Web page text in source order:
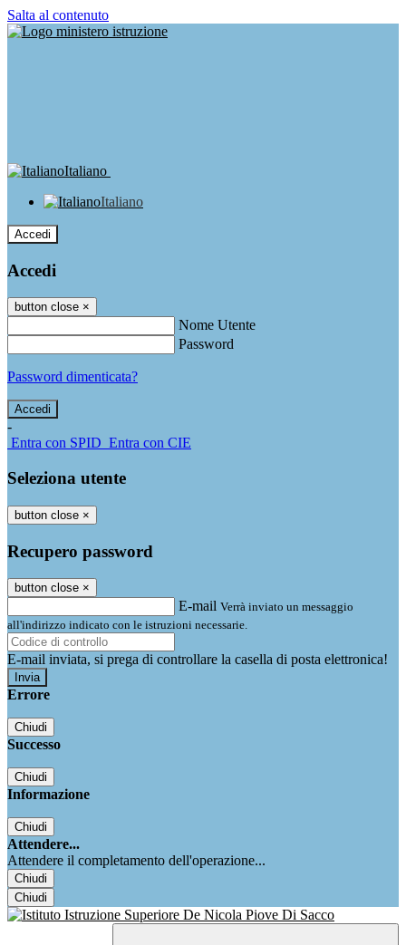
Salta al contenuto
Italiano
Italiano
Accedi
Accedi
button close ×
Nome Utente
Password
Password dimenticata?
-
Entra con SPID Entra con CIE
Seleziona utente
button close ×
Recupero password
button close ×
E-mail Verrà inviato un messaggio
all'indirizzo indicato con le istruzioni necessarie.
E-mail inviata, si prega di controllare la casella di posta elettronica!
Errore
Chiudi
Successo
Chiudi
Informazione
Chiudi
Attendere...
Attendere il completamento dell'operazione...
Chiudi
Chiudi